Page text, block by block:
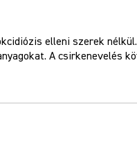
elleni szerek
A csirkenevelés